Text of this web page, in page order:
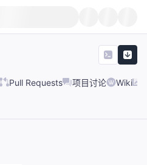
Pull Requests 项目讨论 Wiki